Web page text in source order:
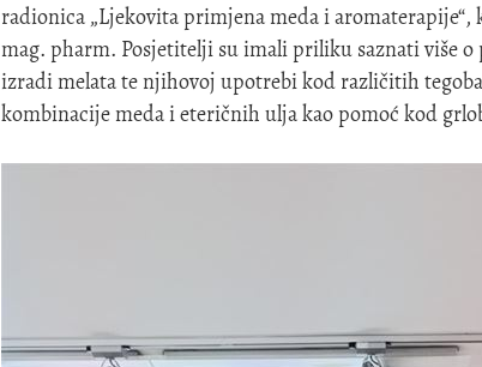
radionica „Ljekovita primjena meda i aromaterapije“,
mag. pharm. Posjetitelji su imali priliku saznati više
izradi melata te njihovoj upotrebi kod različitih
kombinacije meda i eteričnih ulja kao pomoć kod